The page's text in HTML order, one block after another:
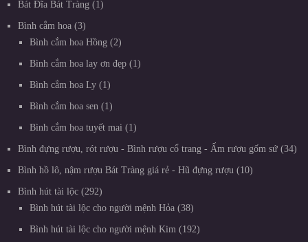
Bát Đĩa Bát Tràng 1
Bình cắm hoa
3
Bình cắm hoa Hồng
2
Bình cắm hoa lay ơn đẹp 1
Bình cắm hoa Ly 1
Bình cắm hoa sen 1
Bình cắm hoa tuyết mai 1
Bình đựng rượu, rót rượu - Bình rượu cổ trang - Ấm rượu gốm sứ 34
Bình hồ lô, nậm rượu Bát Tràng giá rẻ - Hũ đựng rượu 10
Bình hút tài lộc
292
Bình hút tài lộc cho người mệnh Hỏa
38
Bình hút tài lộc cho người mệnh Kim 192